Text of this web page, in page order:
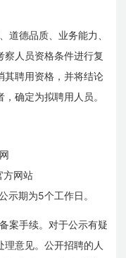
道德品质、业务能力、
察人员资格条件进行复
其聘用资格，并将结论
确定为拟聘用人员。
方网站
示期为5个工作日。
案手续。对于公示有疑
理意见。公开招聘的人